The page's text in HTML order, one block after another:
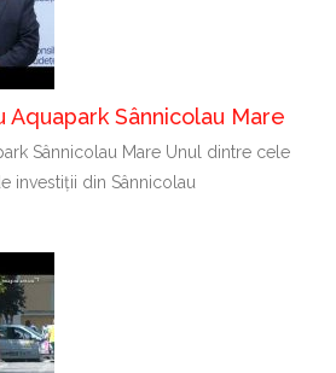
Sânnicolau Mare
Sânnicolau Mare Unul dintre cele
investiții din Sânnicolau